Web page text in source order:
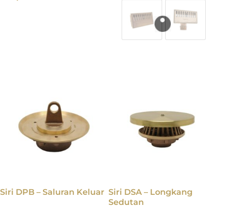
Siri DPB – Saluran Keluar Siri DSA – Longkang
Sedutan